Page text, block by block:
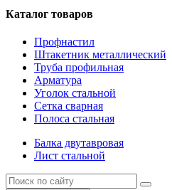
Каталог товаров
Профнастил
Штакетник металлический
Труба профильная
Арматура
Уголок стальной
Сетка сварная
Полоса стальная
Балка двутавровая
Лист стальной